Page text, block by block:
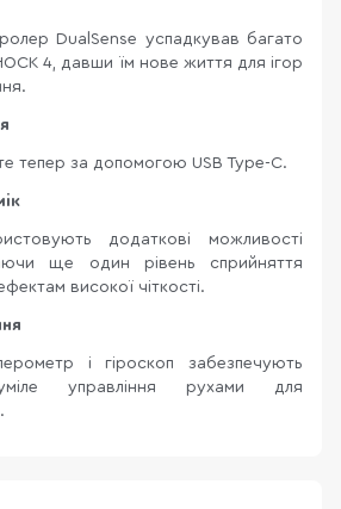
DualSense успадкував багато
4, давши їм нове життя для ігор
тепер за допомогою USB Type-C.
додаткові можливості
ще один рівень сприйняття
високої чіткості.
і гіроскоп забезпечують
управління рухами для